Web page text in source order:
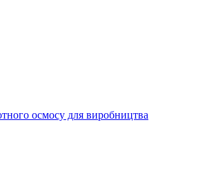
осмосу для виробництва